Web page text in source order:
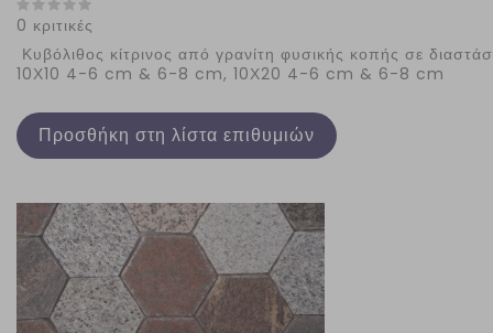
0 κριτικές
Κυβόλιθος κίτρινος από γρανίτη φυσικής κοπής σε
10Χ10 4-6 cm & 6-8 cm, 10Χ20 4-6 cm & 6-8 cm
Προσθήκη στη λίστα επιθυμιών